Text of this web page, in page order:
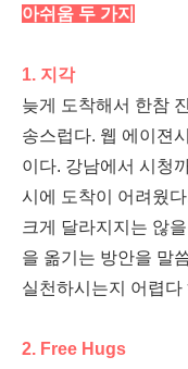
아쉬움 두 가지
1. 지각
늦게 도착해서 한참
송스럽다. 웹 에이젼
이다. 강남에서 시청
시에 도착이 어려웠
크게 달라지지는 않
을 옮기는 방안을 말
실천하시는지 어렵다
2. Free Hugs